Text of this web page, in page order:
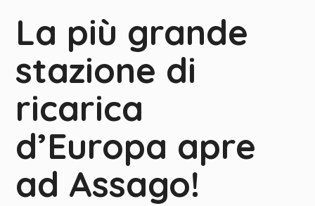
La più grande
stazione di
ricarica
d’Europa apre
ad Assago!